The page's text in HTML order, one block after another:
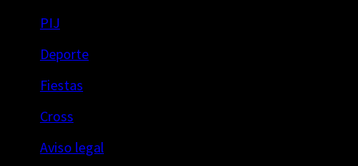
PIJ
Deporte
Fiestas
Cross
Aviso legal